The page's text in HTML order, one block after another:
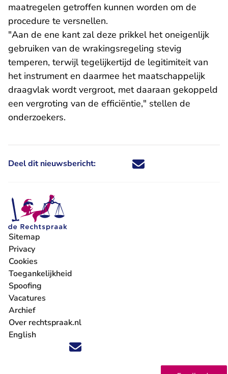
maatregelen getroffen kunnen worden om de
procedure te versnellen.
"Aan de ene kant zal deze prikkel het oneigenlijk
gebruiken van de wrakingsregeling stevig
temperen, terwijl tegelijkertijd de legitimiteit van
het instrument en daarmee het maatschappelijk
draagvlak wordt vergroot, met daaraan gekoppeld
een vergroting van de efficiëntie," stellen de
onderzoekers.
Deel dit nieuwsbericht: Deel dit nieuwsbericht via X -
Deel dit nieuwsbericht via
Deel dit nieuwsbericht
Deel dit
Volg ons op X (Twitter) - U verlaat Rechtspraak.nl
Volg ons op Facebook - U verlaat Rechtspraak.nl
Volg ons op Instagram - U verlaat Rechtspraak.nl
Volg ons op Youtube - U verlaat Rechtspraak.nl
Volg ons op LinkedIn - U verlaat
'Blijf op de hoogte' nieuwsbrief - U verlaat
Sitemap
Privacy
Cookies
Toegankelijkheid
Spoofing
Vacatures
- U verlaat Rechtspraak.nl
Archief
Over rechtspraak.nl
English